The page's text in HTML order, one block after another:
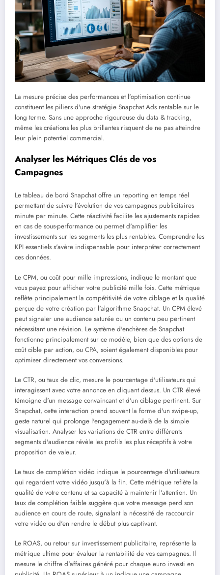
La mesure précise des performances et l'optimisation continue
constituent les piliers d'une stratégie Snapchat Ads rentable sur le
long terme. Sans une approche rigoureuse du data & tracking,
même les créations les plus brillantes risquent de ne pas atteindre
leur plein potentiel commercial.
Analyser les Métriques Clés de vos
Campagnes
Le tableau de bord Snapchat offre un reporting en temps réel
permettant de suivre l'évolution de vos campagnes publicitaires
minute par minute. Cette réactivité facilite les ajustements rapides
en cas de sous-performance ou permet d'amplifier les
investissements sur les segments les plus rentables. Comprendre les
KPI essentiels s'avère indispensable pour interpréter correctement
ces données.
Le CPM, ou coût pour mille impressions, indique le montant que
vous payez pour afficher votre publicité mille fois. Cette métrique
reflète principalement la compétitivité de votre ciblage et la qualité
perçue de votre création par l'algorithme Snapchat. Un CPM élevé
peut signaler une audience saturée ou un contenu peu pertinent
nécessitant une révision. Le système d'enchères de Snapchat
fonctionne principalement sur ce modèle, bien que des options de
coût cible par action, ou CPA, soient également disponibles pour
optimiser directement vos conversions.
Le CTR, ou taux de clic, mesure le pourcentage d'utilisateurs qui
interagissent avec votre annonce en cliquant dessus. Un CTR élevé
témoigne d'un message convaincant et d'un ciblage pertinent. Sur
Snapchat, cette interaction prend souvent la forme d'un swipe-up,
geste naturel qui prolonge l'engagement au-delà de la simple
visualisation. Analyser les variations de CTR entre différents
segments d'audience révèle les profils les plus réceptifs à votre
proposition de valeur.
Le taux de complétion vidéo indique le pourcentage d'utilisateurs
qui regardent votre vidéo jusqu'à la fin. Cette métrique reflète la
qualité de votre contenu et sa capacité à maintenir l'attention. Un
taux de complétion faible suggère que votre message perd son
audience en cours de route, signalant la nécessité de raccourcir
votre vidéo ou d'en rendre le début plus captivant.
Le ROAS, ou retour sur investissement publicitaire, représente la
métrique ultime pour évaluer la rentabilité de vos campagnes. Il
mesure le chiffre d'affaires généré pour chaque euro investi en